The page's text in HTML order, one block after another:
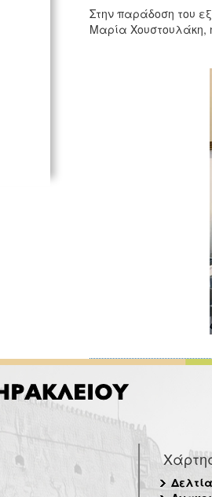
Στην παράδοση του
Μαρία Χουστουλάκη,